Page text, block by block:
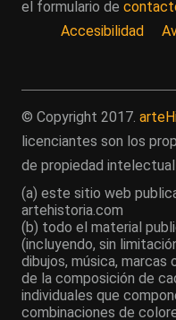
el formulario de
Accesibilidad
© Copyright 2017.
licenciantes son los
de propiedad
(a) este sitio web
artehistoria.com
(b) todo el material
(incluyendo, sin
dibujos, música,
de la composición de
individuales que
combinaciones de